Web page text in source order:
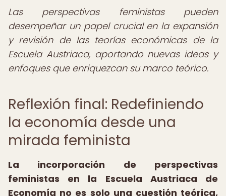
Las perspectivas feministas pueden
desempeñar un papel crucial en la expansión
y revisión de las teorías económicas de la
Escuela Austriaca, aportando nuevas ideas y
enfoques que enriquezcan su marco teórico.
Reflexión final: Redefiniendo
la economía desde una
mirada feminista
La incorporación de perspectivas
feministas en la Escuela Austriaca de
Economía no es solo una cuestión teórica,